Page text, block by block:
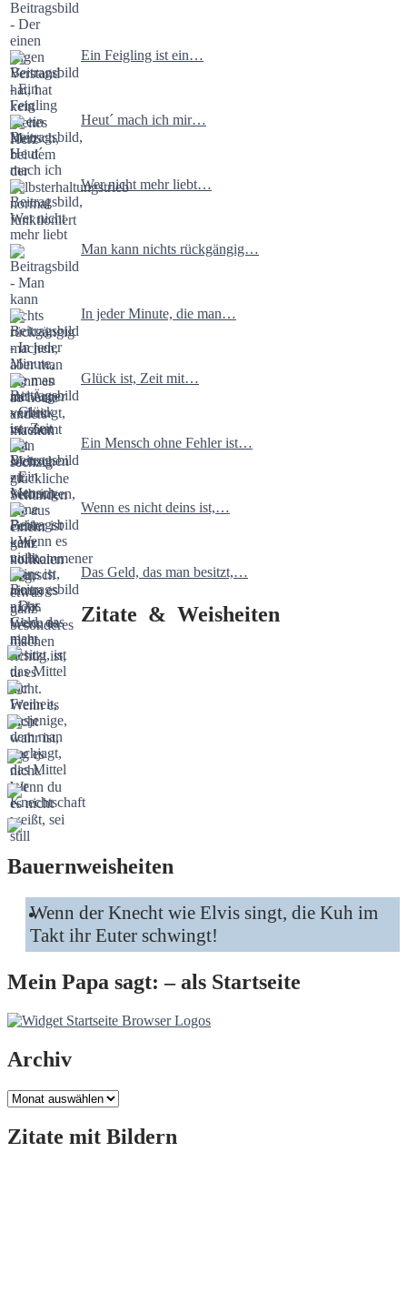
Ein Feigling ist ein…
Heut´ mach ich mir…
Wer nicht mehr liebt…
Man kann nichts rückgängig…
In jeder Minute, die man…
Glück ist, Zeit mit…
Ein Mensch ohne Fehler ist…
Wenn es nicht deins ist,…
Das Geld, das man besitzt,…
Zitate & Weisheiten
Bauernweisheiten
Wenn der Knecht wie Elvis singt, die Kuh im
Takt ihr Euter schwingt!
Mein Papa sagt: – als Startseite
Archiv
Archiv
Zitate mit Bildern